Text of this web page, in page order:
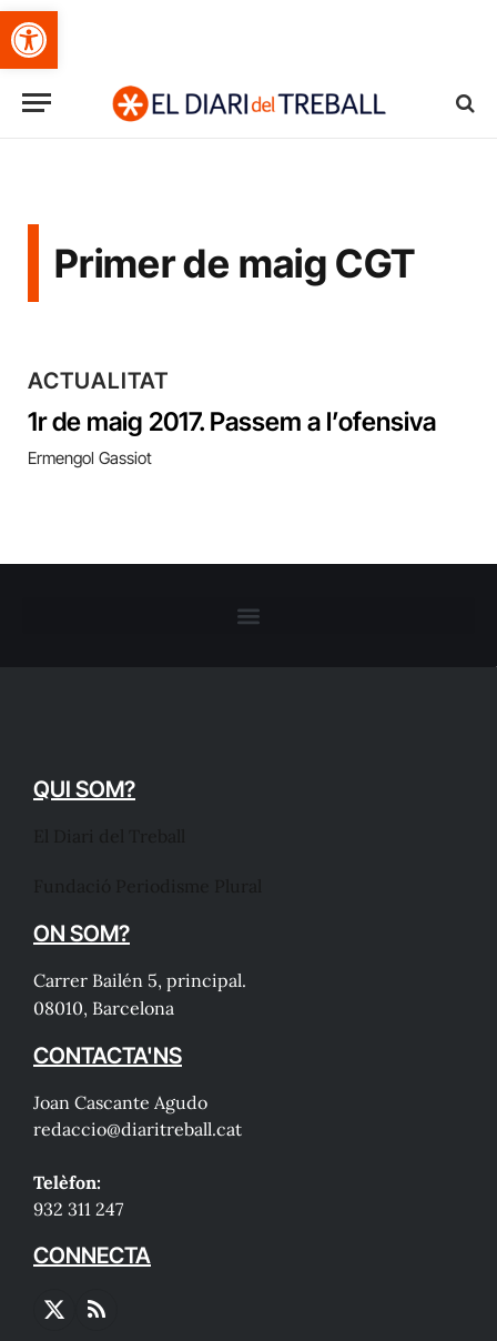
Obre la barra d'eines
Primer de maig CGT
ACTUALITAT
1r de maig 2017. Passem a l’ofensiva
Ermengol Gassiot
QUI SOM?
ON SOM?
Carrer Bailén 5, principal.
08010, Barcelona
CONTACTA'NS
Joan Cascante Agudo
redaccio@diaritreball.cat
Telèfon:
932 311 247
CONNECTA
X
RSS